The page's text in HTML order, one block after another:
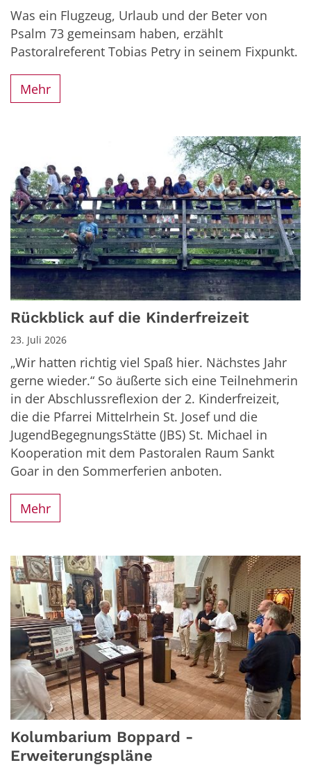
Was ein Flugzeug, Urlaub und der Beter von
Psalm 73 gemeinsam haben, erzählt
Pastoralreferent Tobias Petry in seinem Fixpunkt.
Mehr
Rückblick auf die Kinderfreizeit
23. Juli 2026
„Wir hatten richtig viel Spaß hier. Nächstes Jahr
gerne wieder.“ So äußerte sich eine Teilnehmerin
in der Abschlussreflexion der 2. Kinderfreizeit,
die die Pfarrei Mittelrhein St. Josef und die
JugendBegegnungsStätte (JBS) St. Michael in
Kooperation mit dem Pastoralen Raum Sankt
Goar in den Sommerferien anboten.
Mehr
Kolumbarium Boppard -
Erweiterungspläne